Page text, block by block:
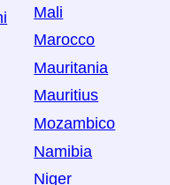
Mali
Marocco
Mauritania
Mauritius
Mozambico
Namibia
Niger